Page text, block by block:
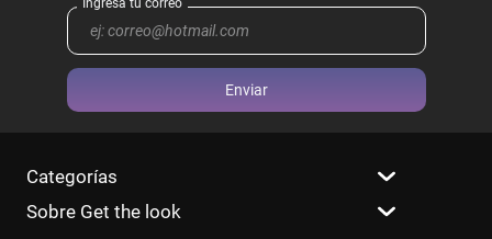
Enviar
Categorías
Sobre Get the look